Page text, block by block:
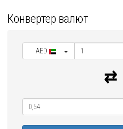
Конвертер валют
AED